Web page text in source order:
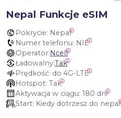
Nepal Funkcje eSIM
Pokrycie: Nepal
Numer telefonu: NIE
Operator:Ncell
Ładowalny:Tak
Prędkość: do 4G-LTE
Hotspot: Tak
Aktywacja w ciągu: 180 dni
Start: Kiedy dotrzesz do nepal